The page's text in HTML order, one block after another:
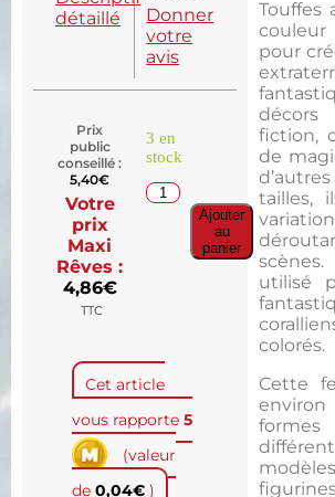
Touffes
couleur
pour
fiction,
de
tailles,
utilisé
colorés.
Cette
détaillé
Donner
votre
avis
Prix
public
conseillé :
5,40€
Votre
prix
Maxi
Rêves :
4,86€
TTC
3 en
stock
Ajouter
au
panier
Cet article
vous rapporte 5
(valeur
de 0,04€ )